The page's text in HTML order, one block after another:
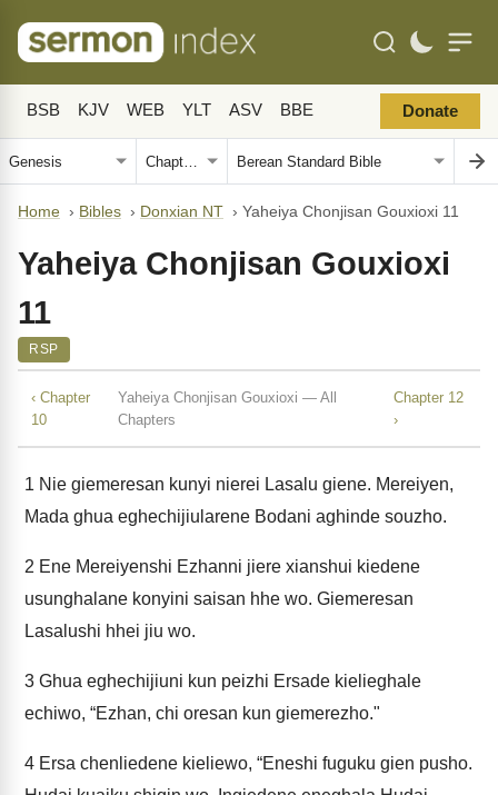
BSB KJV WEB YLT ASV BBE Donate
Home › Bibles › Donxian NT › Yaheiya Chonjisan Gouxioxi 11
Yaheiya Chonjisan Gouxioxi
11
RSP
‹ Chapter
10
Yaheiya Chonjisan Gouxioxi — All
Chapters
Chapter 12
›
1 Nie giemeresan kunyi nierei Lasalu giene. Mereiyen,
Mada ghua eghechijiularene Bodani aghinde souzho.
2 Ene Mereiyenshi Ezhanni jiere xianshui kiedene
usunghalane konyini saisan hhe wo. Giemeresan
Lasalushi hhei jiu wo.
3 Ghua eghechijiuni kun peizhi Ersade kielieghale
echiwo, “Ezhan, chi oresan kun giemerezho."
4 Ersa chenliedene kieliewo, “Eneshi fuguku gien pusho.